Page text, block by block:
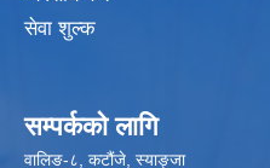
सेवा शुल्क
सम्पर्कको लागि
वालिङ-८, कटौंजे, स्याङ्जा